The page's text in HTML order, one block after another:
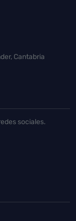
Cantabria
sociales.